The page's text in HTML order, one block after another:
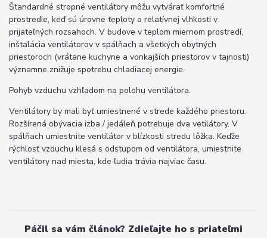
Štandardné stropné ventilátory môžu vytvárať komfortné
prostredie, keď sú úrovne teploty a relatívnej vlhkosti v
prijateľných rozsahoch. V budove v teplom miernom prostredí,
inštalácia ventilátorov v spálňach a všetkých obytných
priestoroch (vrátane kuchyne a vonkajších priestorov v tajnosti)
významne znižuje spotrebu chladiacej energie.
Pohyb vzduchu vzhľadom na polohu ventilátora.
Ventilátory by mali byť umiestnené v strede každého priestoru.
Rozšírená obývacia izba / jedáleň potrebuje dva vetilátory. V
spálňach umiestnite ventilátor v blízkosti stredu lôžka. Keďže
rýchlosť vzduchu klesá s odstupom od ventilátora, umiestnite
ventilátory nad miesta, kde ľudia trávia najviac času.
Páčil sa vám článok? Zdieľajte ho s priateľmi